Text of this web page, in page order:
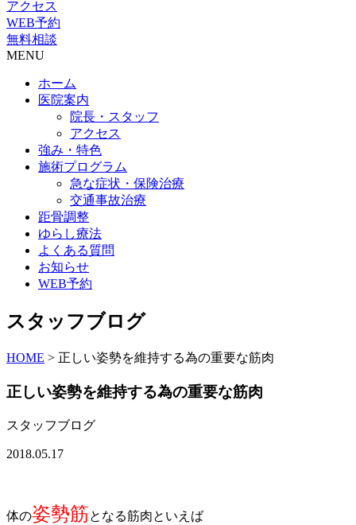
アクセス
WEB予約
無料相談
MENU
ホーム
医院案内
院長・スタッフ
アクセス
強み・特色
施術プログラム
急な症状・保険治療
交通事故治療
距骨調整
ゆらし療法
よくある質問
お知らせ
WEB予約
スタッフブログ
HOME > 正しい姿勢を維持する為の重要な筋肉
正しい姿勢を維持する為の重要な筋肉
スタッフブログ
2018.05.17
体の姿勢筋となる筋肉といえば